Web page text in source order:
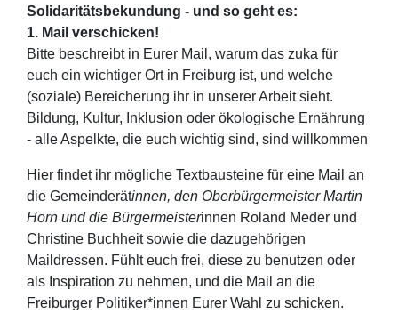
Solidaritätsbekundung - und so geht es:
1. Mail verschicken!
Bitte beschreibt in Eurer Mail, warum das zuka für
euch ein wichtiger Ort in Freiburg ist, und welche
(soziale) Bereicherung ihr in unserer Arbeit sieht.
Bildung, Kultur, Inklusion oder ökologische Ernährung
- alle Aspelkte, die euch wichtig sind, sind willkommen
Hier findet ihr mögliche Textbausteine für eine Mail an
die Gemeinderätinnen, den Oberbürgermeister Martin
Horn und die Bürgermeisterinnen Roland Meder und
Christine Buchheit sowie die dazugehörigen
Maildressen. Fühlt euch frei, diese zu benutzen oder
als Inspiration zu nehmen, und die Mail an die
Freiburger Politiker*innen Eurer Wahl zu schicken.